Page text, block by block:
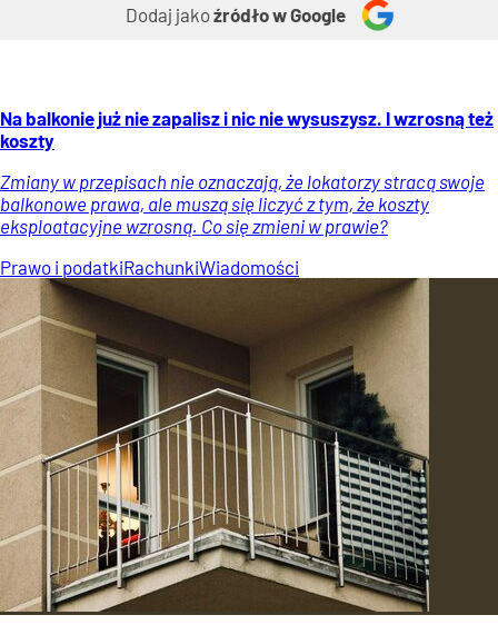
Dodaj jakoźródło w Google
Na balkonie już nie zapalisz i nic nie wysuszysz. I wzrosną też
koszty
Zmiany w przepisach nie oznaczają, że lokatorzy stracą swoje
balkonowe prawa, ale muszą się liczyć z tym, że koszty
eksploatacyjne wzrosną. Co się zmieni w prawie?
Prawo i podatkiRachunkiWiadomości